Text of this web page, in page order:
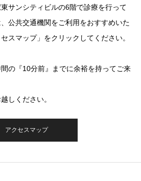
サンシティビルの6階で診療を行って
公共交通機関をご利用をおすすめいた
スマップ」をクリックしてください。
の『10分前』までに余裕を持ってご来
しください。
アクセスマップ